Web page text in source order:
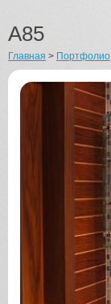
A85
Главная > Портфолио